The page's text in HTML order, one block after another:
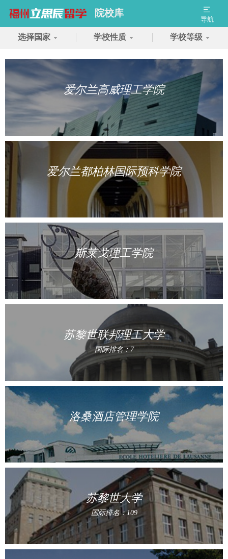
院校库
导航
选择国家 学校性质 学校等级
爱尔兰高威理工学院
爱尔兰都柏林国际预科学院
斯莱戈理工学院
苏黎世联邦理工大学
国际排名：7
洛桑酒店管理学院
苏黎世大学
国际排名：109